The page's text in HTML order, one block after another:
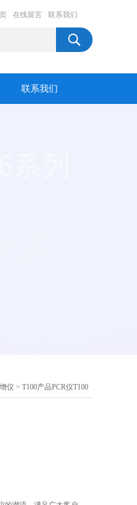
在线留言 联系我们
联系我们
仪 > T100产品PCR仪T100